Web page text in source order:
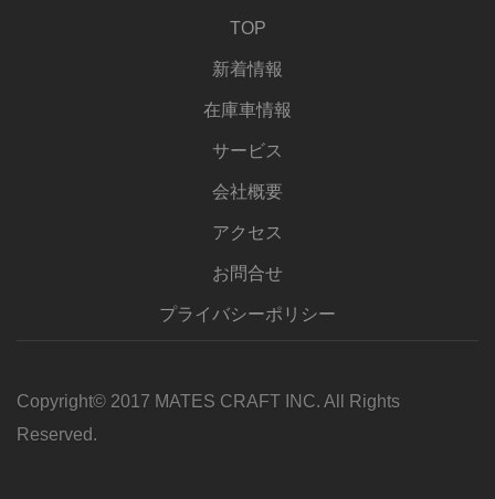
TOP
新着情報
在庫車情報
サービス
会社概要
アクセス
お問合せ
プライバシーポリシー
Copyright© 2017 MATES CRAFT INC. All Rights
Reserved.